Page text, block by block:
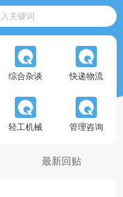
综合杂谈 快递物流
轻工机械 管理咨询
最新回贴